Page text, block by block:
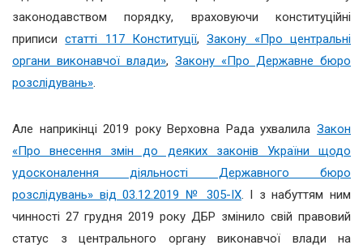
законодавством порядку, враховуючи конституційні
приписистатті 117 Конституції,Закону «Про центральні
органи виконавчої влади», Закону «Про Державне бюро
розслідувань».
Але наприкінці 2019 року Верховна Рада ухвалила Закон
«Про внесення змін до деяких законів України щодо
удосконалення діяльності Державного бюро
розслідувань» від 03.12.2019 № 305-ІХ. І з набуттям ним
чинності 27 грудня 2019 року ДБР змінило свій правовий
статус з центрального органу виконавчої влади на